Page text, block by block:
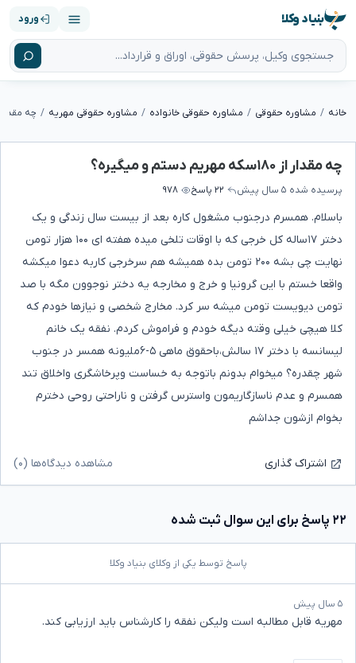
بنیاد وکلا ورود
خانه مشاوره حقوقی مشاوره حقوقی خانواده مشاوره حقوقی مهریه چه مقدار از ۱۸۰سکه مهریم
چه مقدار از ۱۸۰سکه مهریم دستم و میگیره؟
پرسیده شده ۵ سال پیش ۲۲ پاسخ ۹۷۸
باسلام. همسرم درجنوب مشغول کاره بعد از بیست سال زندگی و یک
دختر ۱۷ساله کل خرجی که با اوقات تلخی میده هفته ای ۱۰۰ هزار تومن
نهایت چی بشه ۲۰۰ تومن بده همیشه هم سرخرجی کاربه دعوا میکشه
واقعا خستم با این گرونیا و خرج و مخارجه یه دختر نوجوون مگه با صد
تومن دیویست تومن میشه سر کرد. مخارج شخصی و نیازها خودم که
کلا هیچی خیلی وقته دیگه خودم و فراموش کردم. نفقه یک خانم
لیسانسه با دختر ۱۷ سالش،باحقوق ماهی ۵-۶ملیونه همسر در جنوب
شهر چقدره؟ میخوام بدونم باتوجه به خساست وپرخاشگری واخلاق تند
همسرم و عدم ناسازگاریمون واسترس گرفتن و ناراحتی روحی دخترم
بخوام ازشون جداشم
اشتراک گذاری مشاهده دیدگاه‌ها (۰)
۲۲ پاسخ برای این سوال ثبت شده
پاسخ توسط یکی از وکلای بنیاد وکلا
۵ سال پیش
مهریه قابل مطالبه است ولیکن نفقه را کارشناس باید ارزیابی کند.